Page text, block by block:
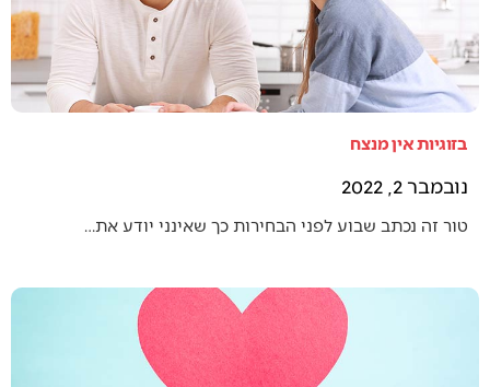
בזוגיות אין מנצח
נובמבר 2, 2022
טור זה נכתב שבוע לפני הבחירות כך שאינני יודע את…